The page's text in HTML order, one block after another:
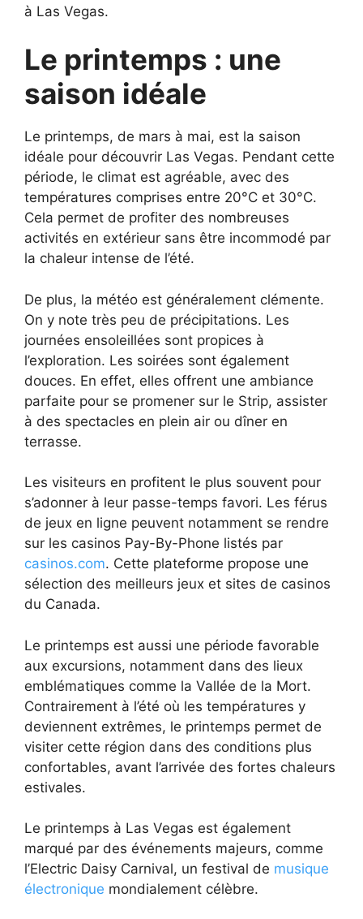
à Las Vegas.
Le printemps : une
saison idéale
Le printemps, de mars à mai, est la saison
idéale pour découvrir Las Vegas. Pendant cette
période, le climat est agréable, avec des
températures comprises entre 20°C et 30°C.
Cela permet de profiter des nombreuses
activités en extérieur sans être incommodé par
la chaleur intense de l’été.
De plus, la météo est généralement clémente.
On y note très peu de précipitations. Les
journées ensoleillées sont propices à
l’exploration. Les soirées sont également
douces. En effet, elles offrent une ambiance
parfaite pour se promener sur le Strip, assister
à des spectacles en plein air ou dîner en
terrasse.
Les visiteurs en profitent le plus souvent pour
s’adonner à leur passe-temps favori. Les férus
de jeux en ligne peuvent notamment se rendre
sur les casinos Pay-By-Phone listés par
casinos.com. Cette plateforme propose une
sélection des meilleurs jeux et sites de casinos
du Canada.
Le printemps est aussi une période favorable
aux excursions, notamment dans des lieux
emblématiques comme la Vallée de la Mort.
Contrairement à l’été où les températures y
deviennent extrêmes, le printemps permet de
visiter cette région dans des conditions plus
confortables, avant l’arrivée des fortes chaleurs
estivales.
Le printemps à Las Vegas est également
marqué par des événements majeurs, comme
l’Electric Daisy Carnival, un festival de musique
électronique mondialement célèbre.